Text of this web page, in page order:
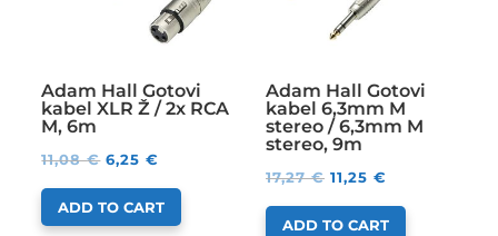
Adam Hall Gotovi
kabel XLR Ž / 2x RCA
M, 6m
11,08€ 6,25€
ADD TO CART
Adam Hall Gotovi
kabel 6,3mm M
stereo / 6,3mm M
stereo, 9m
17,27€ 11,25 €
ADD TO CART